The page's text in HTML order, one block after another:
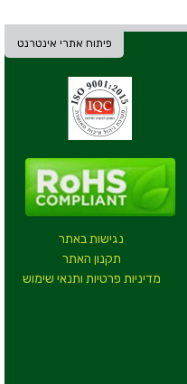
פיתוח אתרי אינטרנט
נגישות באתר
תקנון האתר
מדיניות פרטיות ותנאי שימוש